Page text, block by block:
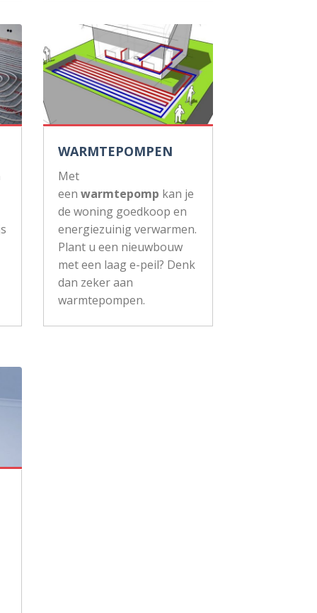
WARMTEPOMPEN
Met
een warmtepomp kan je
de woning goedkoop en
energiezuinig verwarmen.
Plant u een nieuwbouw
met een laag e-peil? Denk
dan zeker aan
warmtepompen.